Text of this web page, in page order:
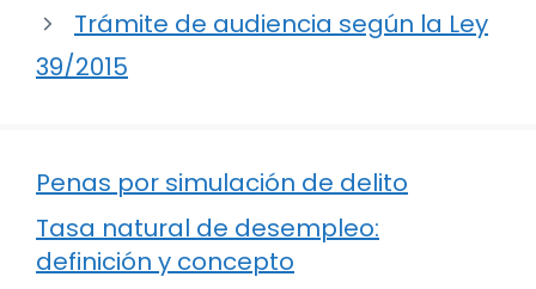
Trámite de audiencia según la Ley
39/2015
Penas por simulación de delito
Tasa natural de desempleo:
definición y concepto